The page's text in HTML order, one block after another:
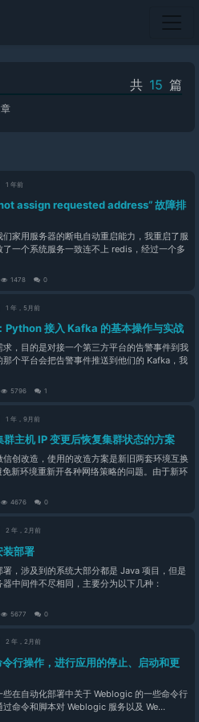
共 15 篇
1 年前
assign requested address” 故障排
们家用服务器的断电自动重启能力，我重启了服
了一个系统服务一致连不上 redis，经过一个多
1478 0
1 年，5月前
Python 接入 Kafka 的基本操作与实战
求，目的是对接一个第三方平台的告警事件到我
那个平台会把告警事件推送到他们的 Kafka，我
5796 1
1 年，9月前
主机 IP 变更后恢复集群状态的方案
信创改造，使用的改造方案是新旧两套环境互换
免新环境重新开各种网络策略的问题。由于新环
4676 0
2 年，2月前
部署
署，涉及到的系统大部分都是 Java 项目，但是
中间件不尽相同，主要分为以下几种：
5677 0
2 年，2月前
行操作，进行应用的停止、启动和更
些在自动化部署中关于 Weblogic 的一些命令行
过命令和脚本对 Weblogic 服务以及 We...